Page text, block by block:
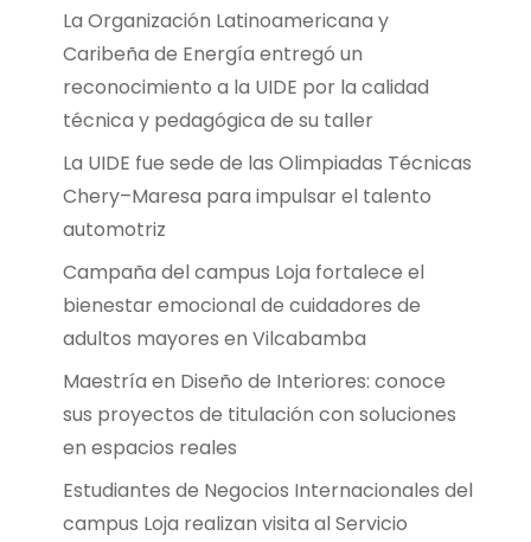
La Organización Latinoamericana y
Caribeña de Energía entregó un
reconocimiento a la UIDE por la calidad
técnica y pedagógica de su taller
La UIDE fue sede de las Olimpiadas Técnicas
Chery–Maresa para impulsar el talento
automotriz
Campaña del campus Loja fortalece el
bienestar emocional de cuidadores de
adultos mayores en Vilcabamba
Maestría en Diseño de Interiores: conoce
sus proyectos de titulación con soluciones
en espacios reales
Estudiantes de Negocios Internacionales del
campus Loja realizan visita al Servicio